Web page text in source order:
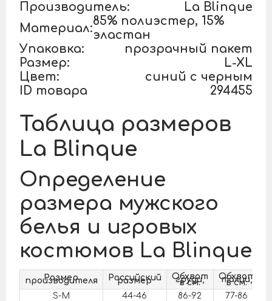
Производитель:
La Blinque
Материал:
85% полиэстер, 15%
эластан
Упаковка:
прозрачный пакет
Размер:
L-XL
Цвет:
синий с черным
ID товара
294455
Таблица размеров
La Blinque
Определение
размера мужского
белья и игровых
костюмов La Blinque
Размер
производителя Российский
размер Обхват
груди,
в см.
Обхват
талии,
в см.
S-M
44-46 86-92
77-86